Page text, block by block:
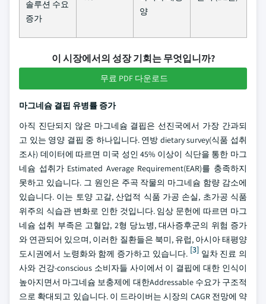
솔루션 수요
증가
양
이 시장에서의 성장 기회는 무엇입니까?
무료 PDF 다운로드
마그네슘 결핍 유병률 증가
아직 진단되지 않은 마그네슘 결핍은 선진국에서 가장 간과되
고 있는 영양 결핍 중 하나입니다. 연방 dietary survey(식품 섭취
조사) 데이터에 따르면 미국 성인 45% 이상이 식단을 통한 마그
네슘 섭취가 Estimated Average Requirement(EAR)를 충족하지
못하고 있습니다. 그 원인은 주곡 작물의 마그네슘 함량 감소에
있습니다. 이는 토양 고갈, 산업적 식품 가공 손실, 초가공 식품
위주의 식습관 변화로 인한 것입니다. 임상 문헌에 따르면 마그
네슘 섭취 부족은 고혈압, 2형 당뇨병, 대사증후군의 위험 증가
와 연관되어 있으며, 이러한 질환들은 북미, 유럽, 아시아 태평양
도시권에서 노령화와 함께 증가하고 있습니다. [3]일차 진료 의
사와 건강-conscious 소비자들 사이에서 이 결핍에 대한 인식이
높아지면서 마그네슘 보충제에 대한Addressable 수요가 구조적
으로 확대되고 있습니다. 이 드라이버는 시장의 CAGR 전망에 약